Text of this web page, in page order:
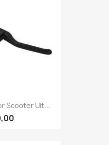
Scooter Uit...